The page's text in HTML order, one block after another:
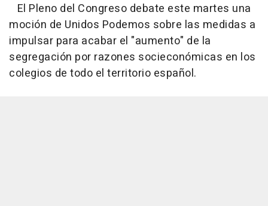
El Pleno del Congreso debate este martes una
moción de Unidos Podemos sobre las medidas a
impulsar para acabar el "aumento" de la
segregación por razones socieconómicas en los
colegios de todo el territorio español.